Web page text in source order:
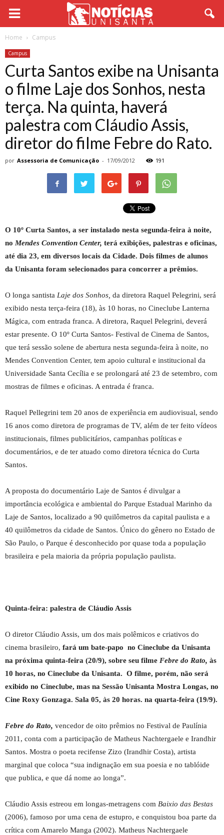
Home Campus
Campus
Curta Santos exibe na Unisanta
o filme Laje dos Sonhos, nesta
terça. Na quinta, haverá
palestra com Cláudio Assis,
diretor do filme Febre do Rato.
por Assessoria de Comunicação - 17/09/2012 191
O 10º Curta Santos, a ser instalado nesta segunda-feira à noite,
no Mendes Convention Center, terá exibições, palestras e oficinas,
até dia 23, em diversos locais da Cidade. Dois filmes de alunos
da Unisanta foram selecionados para concorrer a prêmios.
O longa santista Laje dos Sonhos, da diretora Raquel Pelegrini, será
exibido nesta terça-feira (18), às 10 horas, no Cineclube Lanterna
Mágica, com entrada franca. A diretora, Raquel Pelegrini, deverá
estar presente. O 10º Curta Santos- Festival de Cinema de Santos,
que terá sessão solene de abertura nesta segunda-feira à noite, no
Mendes Convention Center, tem apoio cultural e institucional da
Universidade Santa Cecília e se prolongará até 23 de setembro, com
mostras de filmes e oficinas. A entrada é franca.
Raquel Pellegrini tem 20 anos de experiência em audiovisual, sendo
16 anos como diretora de programas de TV, além de ter feito vídeos
institucionais, filmes publicitários, campanhas políticas e
documentários, e de ter atuado como diretora técnica do Curta
Santos.
A proposta do documentário Laje de Santos é divulgar a
importância ecológica e ambiental do Parque Estadual Marinho da
Laje de Santos, localizado a 90 quilômetros da capital paulista e a
40 quilômetros da cidade de Santos. Único do gênero no Estado de
São Paulo, o Parque é desconhecido por quase toda a população
brasileira e pela maioria da própria população paulista.
Quinta-feira: palestra de Cláudio Assis
O diretor Cláudio Assis, um dos mais polêmicos e criativos do
cinema brasileiro, fará um bate-papo no Cineclube da Unisanta
na próxima quinta-feira (20/9), sobre seu filme Febre do Rato, às
10 horas, no Cineclube da Unisanta. O filme, porém, não será
exibido no Cineclube, mas na Sessão Unisanta Mostra Longas, no
Cine Roxy Gonzaga. Sala 05, às 20 horas. na quarta-feira (19/9).
Febre do Rato, vencedor de oito prêmios no Festival de Paulínia
2011, conta com a participação de Matheus Nachtergaele e Irandhir
Santos. Mostra o poeta recifense Zizo (Irandhir Costa), artista
marginal que coloca “sua indignação em sua poesia e no tablóide
que publica, e que dá nome ao longa”.
Cláudio Assis estreou em longas-metragens com Baixio das Bestas
(2006), famoso por uma cena de estupro, e conquistou boa parte da
crítica com Amarelo Manga (2002). Matheus Nachtergaele